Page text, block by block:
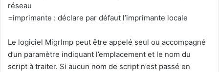
réseau
=imprimante : déclare par défaut l’imprimante locale
Le logiciel MigrImp peut être appelé seul ou accompagné
d’un paramètre indiquant l’emplacement et le nom du
script à traiter. Si aucun nom de script n’est passé en